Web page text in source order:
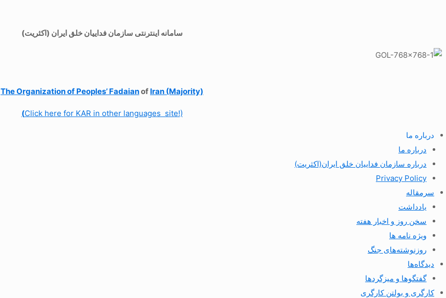
سامانه اینترنتی سازمان فداییان خلق ایران (اکثریت)
The Organization of Peoples’ Fadaianof Iran (Majority)
(Click here for KAR in other languages site!)
درباره ما
درباره ما
درباره سازمان فداییان خلق ایران(اکثریت)
Privacy Policy
سرمقاله
یادداشت
سخن روز و اخبار هفته
ویژه نامه ها
روزنوشته‌های جنگ
دیدگاه‌ها
گفتگوها و میزگردها
کارگری و بولتن کارگری